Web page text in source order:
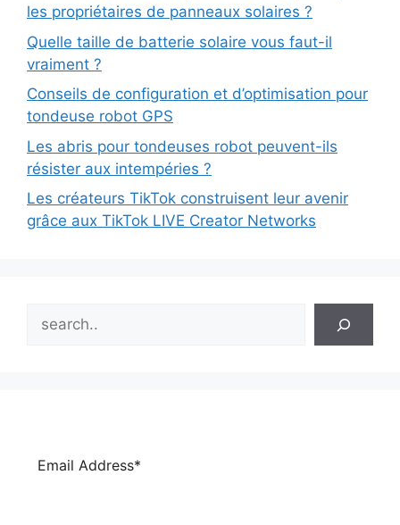
les propriétaires de panneaux solaires ?
Quelle taille de batterie solaire vous faut-il
vraiment ?
Conseils de configuration et d’optimisation pour
tondeuse robot GPS
Les abris pour tondeuses robot peuvent-ils
résister aux intempéries ?
Les créateurs TikTok construisent leur avenir
grâce aux TikTok LIVE Creator Networks